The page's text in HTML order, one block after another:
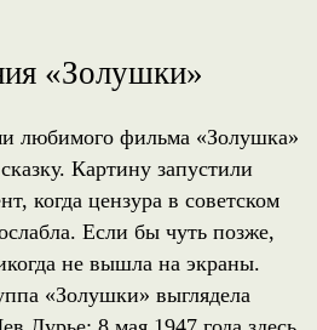
«Золушки»
любимого фильма «Золушка»
Картину запустили
когда цензура в советском
Если бы чуть позже,
не вышла на экраны.
«Золушки» выглядела